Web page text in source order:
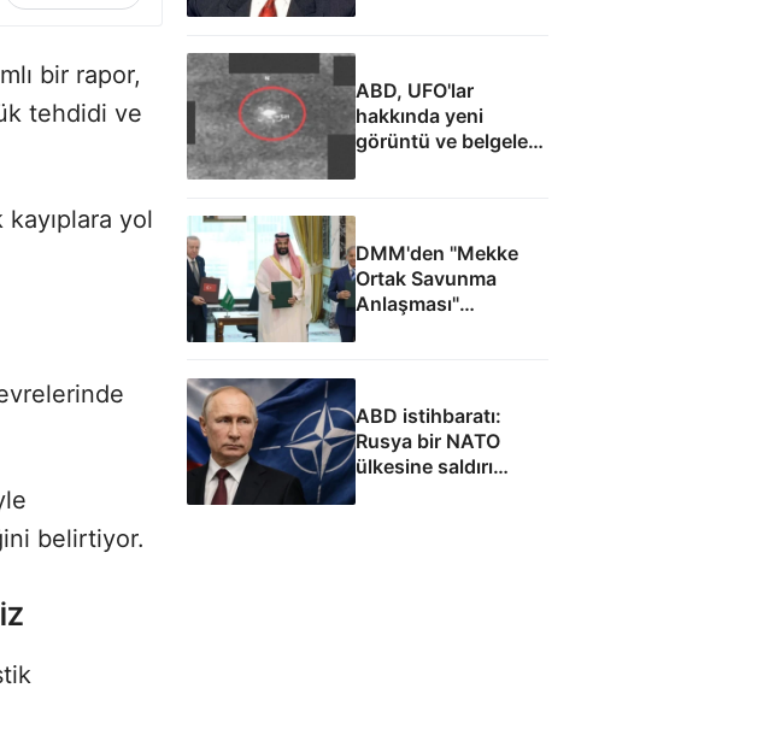
bir rapor,
tehdidi ve
yol
belirtiyor.
ABD, UFO'lar
hakkında yeni
görüntü ve belgeler
DMM'den "Mekke
Ortak Savunma
Anlaşması"
iddialarına yalanlama
ABD istihbaratı:
Rusya bir NATO
ülkesine saldırı
düzenleyebilir